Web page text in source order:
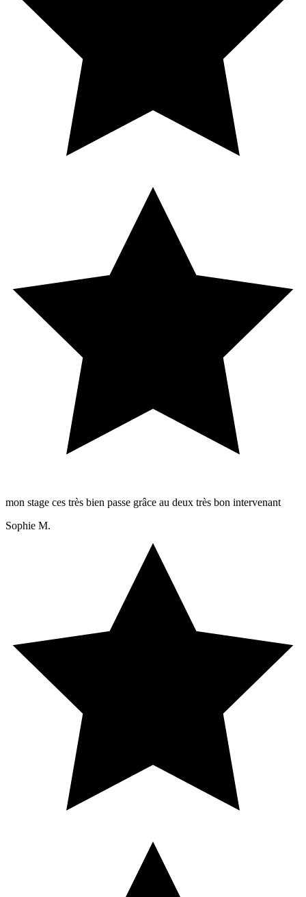
mon stage ces très bien passe grâce au deux très bon intervenant
Sophie M.